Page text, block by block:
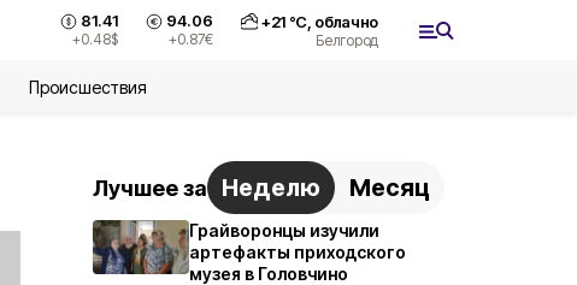
81.41
+0.48$
94.06
+0.87€
+21°С, облачно
Белгород
Происшествия
Лучшее за Неделю Месяц
Грайворонцы изучили
артефакты приходского
музея в Головчино